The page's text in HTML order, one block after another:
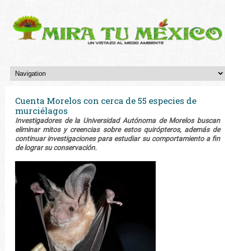
Cuenta Morelos con cerca de 55 especies de
murciélagos
Investigadores de la Universidad Autónoma de Morelos buscan
eliminar mitos y creencias sobre estos quirópteros, además de
continuar investigaciones para estudiar su comportamiento a fin
de lograr su conservación.